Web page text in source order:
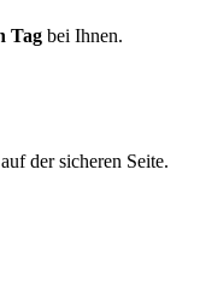
Tag bei Ihnen.
der sicheren Seite.